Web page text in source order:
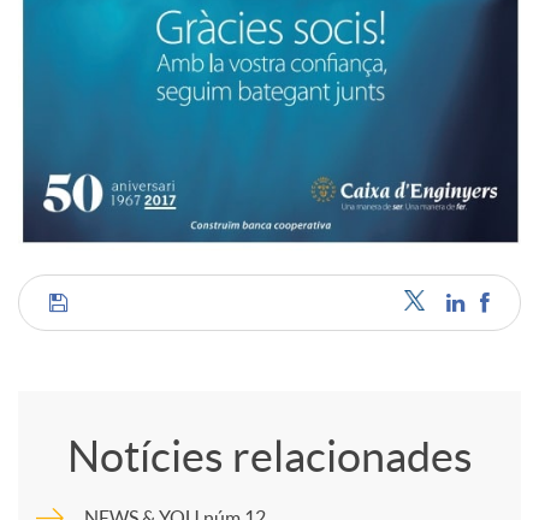
C
Notícies relacionades